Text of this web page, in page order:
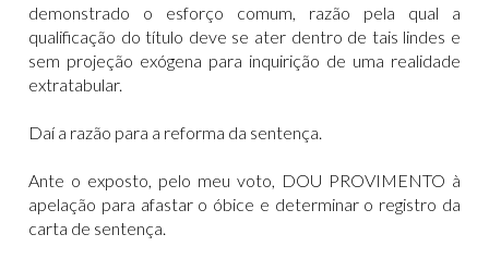
demonstrado o esforço comum, razão pela qual a
qualificação do título deve se ater dentro de tais lindes e
sem projeção exógena para inquirição de uma realidade
extratabular.
Daí a razão para a reforma da sentença.
Ante o exposto, pelo meu voto, DOU PROVIMENTO à
apelação para afastar o óbice e determinar o registro da
carta de sentença.